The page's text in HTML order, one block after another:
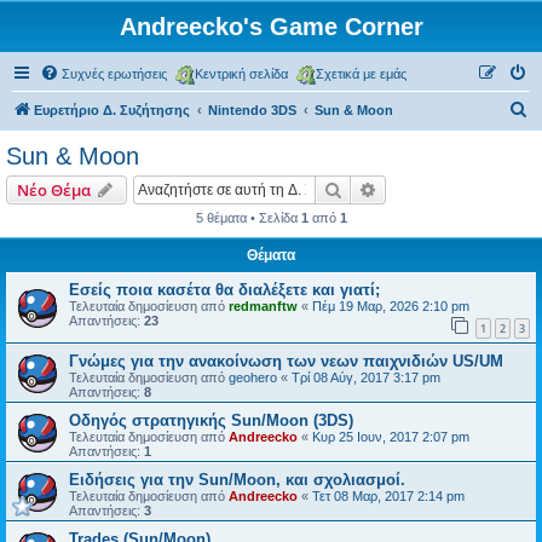
Andreecko's Game Corner
Συχνές ερωτήσεις Κεντρική σελίδα Σχετικά με εμάς
Ευρετήριο Δ. Συζήτησης Nintendo 3DS Sun & Moon
η
Sun & Moon
Νέο Θέμα Αναζήτηση
5 θέματα • Σελίδα 1 από 1
Θέματα
Εσείς ποια κασέτα θα διαλέξετε και γιατί;
Τελευταία δημοσίευση από redmanftw « Πέμ 19 Μαρ, 2026 2:10 pm
Απαντήσεις: 23 1 2 3
Γνώμες για την ανακοίνωση των νεων παιχνιδιών US/UM
Τελευταία δημοσίευση από geohero « Τρί 08 Αύγ, 2017 3:17 pm
Απαντήσεις: 8
Οδηγός στρατηγικής Sun/Moon (3DS)
Τελευταία δημοσίευση από Andreecko « Κυρ 25 Ιουν, 2017 2:07 pm
Απαντήσεις: 1
Ειδήσεις για την Sun/Moon, και σχολιασμοί.
Τελευταία δημοσίευση από Andreecko « Τετ 08 Μαρ, 2017 2:14 pm
Απαντήσεις: 3